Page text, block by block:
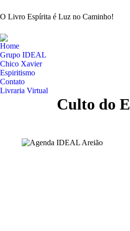
O Livro Espírita é Luz no Caminho!
Home
Grupo IDEAL
Chico Xavier
Espiritismo
Contato
Livraria Virtual
Culto do